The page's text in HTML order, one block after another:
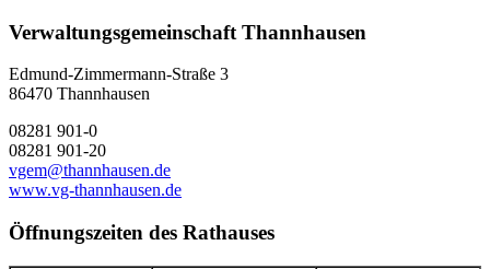
Verwaltungsgemeinschaft Thannhausen
Edmund-Zimmermann-Straße 3
86470 Thannhausen
08281 901-0
08281 901-20
vgem@thannhausen.de
www.vg-thannhausen.de
Öffnungszeiten des Rathauses